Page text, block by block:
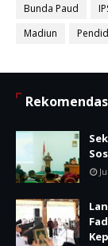
Bunda Paud
Madiun